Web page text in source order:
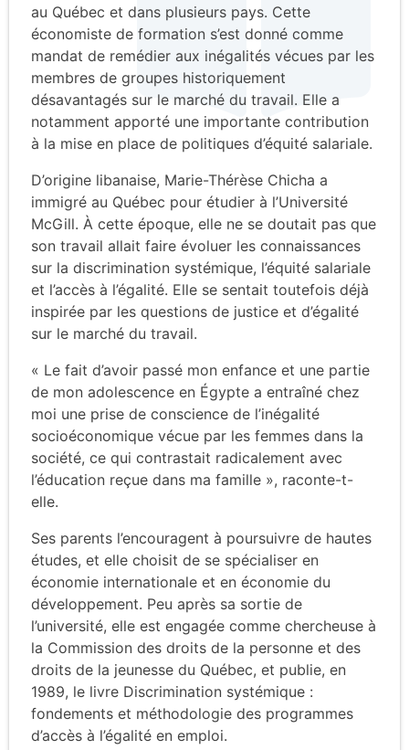
au Québec et dans plusieurs pays. Cette
économiste de formation s’est donné comme
mandat de remédier aux inégalités vécues par les
membres de groupes historiquement
désavantagés sur le marché du travail. Elle a
notamment apporté une importante contribution
à la mise en place de politiques d’équité salariale.
D’origine libanaise, Marie-Thérèse Chicha a
immigré au Québec pour étudier à l’Université
McGill. À cette époque, elle ne se doutait pas que
son travail allait faire évoluer les connaissances
sur la discrimination systémique, l’équité salariale
et l’accès à l’égalité. Elle se sentait toutefois déjà
inspirée par les questions de justice et d’égalité
sur le marché du travail.
« Le fait d’avoir passé mon enfance et une partie
de mon adolescence en Égypte a entraîné chez
moi une prise de conscience de l’inégalité
socioéconomique vécue par les femmes dans la
société, ce qui contrastait radicalement avec
l’éducation reçue dans ma famille », raconte-t-
elle.
Ses parents l’encouragent à poursuivre de hautes
études, et elle choisit de se spécialiser en
économie internationale et en économie du
développement. Peu après sa sortie de
l’université, elle est engagée comme chercheuse à
la Commission des droits de la personne et des
droits de la jeunesse du Québec, et publie, en
1989, le livre Discrimination systémique :
fondements et méthodologie des programmes
d’accès à l’égalité en emploi.